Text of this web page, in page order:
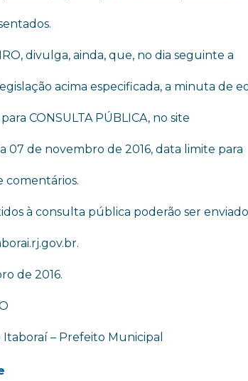
divulga, ainda, que, no dia seguinte a
acima especificada, a minuta de
CONSULTA PÚBLICA, no site
07 de novembro de 2016, data limite para
comentários.
à consulta pública poderão ser
de 2016.
– Prefeito Municipal